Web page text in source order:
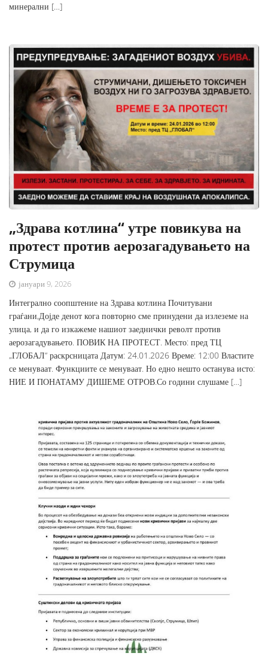
минерални […]
„Здрава котлина“ утре повикува на
протест против аерозагадувањето на
Струмица
јануари 9, 2026
Интегрално соопштение на Здрава котлина Почитувани
граѓани,Дојде денот кога повторно сме принудени да излеземе на
улица, и да го изкажеме нашиот заеднички револт против
аерозагадувањето. ПОВИК НА ПРОТЕСТ. Место: пред ТЦ
„ГЛОБАЛ“ раскрсницата Датум: 24.01.2026 Време: 12:00 Властите
се менуваат. Функциите се менуваат. Но едно нешто останува исто:
НИЕ И ПОНАТАМУ ДИШЕМЕ ОТРОВ.Со години слушаме […]